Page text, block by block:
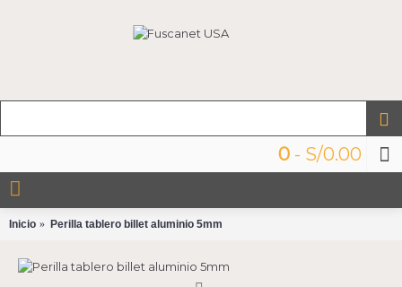
0 - S/0.00
Inicio Perilla tablero billet aluminio 5mm